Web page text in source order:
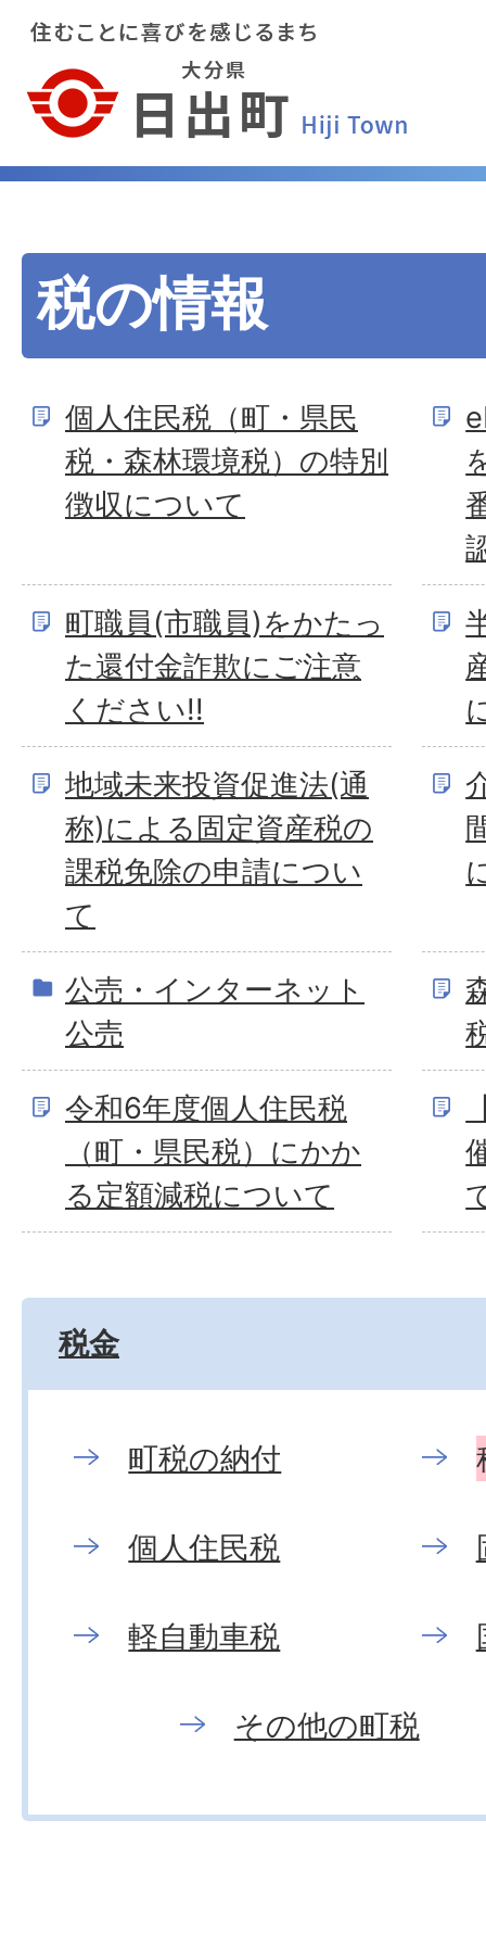
税の情報
個人住民税（町・県民
税・森林環境税）の特別
徴収について
町職員(市職員)をかたっ
た還付金詐欺にご注意
ください!!
地域未来投資促進法(通
称)による固定資産税の
課税免除の申請につい
て
公売・インターネット
公売
令和6年度個人住民税
（町・県民税）にかか
る定額減税について
税金
町税の納付
個人住民税
軽自動車税
その他の町税